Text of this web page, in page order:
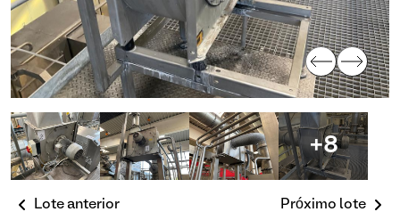
+8
Lote anterior Próximo lote